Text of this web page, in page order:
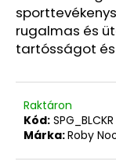
rugalmas és
tartósságot
Raktáron
Kód: SPG_BLCKR
Márka:Roby